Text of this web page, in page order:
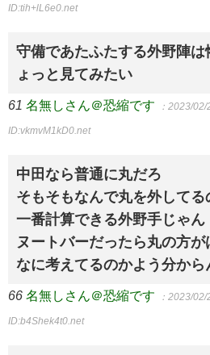
ID:tih+lL6e0.net
守備であたふたする外野陣
ょっと見てみたい
61 名無しさん＠恐縮です ：2023/
ID:vkmvM1kD0.net
中田なら普通に丸だろ
そもそもなんで丸を外してる
一番計算できる外野手じゃん
ヌートバーだったら丸の方が
なに考えてるのかよう分から
66 名無しさん＠恐縮です ：2023/
ID:b4Shek4t0.net